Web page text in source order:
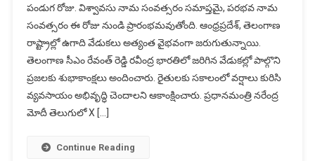
స్వాగతం
ఉగాది
2026
వేడుకలు
పండుగ రోజు. విశ్వావసు నామ సంవత్సరం సమాప్తమై, పరభవ నామ
సంవత్సరం ఈ రోజు నుండి ప్రారంభమవుతోంది. ఆంధ్రప్రదేశ్, తెలంగాణ
రాష్ట్రాల్లో ఉగాది వేడుకలు అత్యంత వైభవంగా జరుగుతున్నాయి.
తెలంగాణ సీఎం రేవంత్ రెడ్డి రవీంద్ర భారతిలో జరిగిన వేడుకల్లో పాల్గొని
ప్రజలకు శుభాకాంక్షలు అందించారు. రైతులకు సకాలంలో వర్షాలు కురిసి
వ్యవసాయం అభివృద్ధి చెందాలని ఆకాంక్షించారు. ప్రధానమంత్రి నరేంద్ర
మోదీ తెలుగులో X […]
Continue Reading